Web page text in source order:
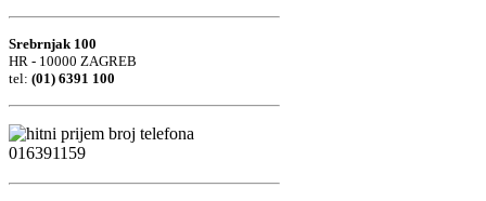
Srebrnjak 100
HR - 10000 ZAGREB
tel: (01) 6391 100